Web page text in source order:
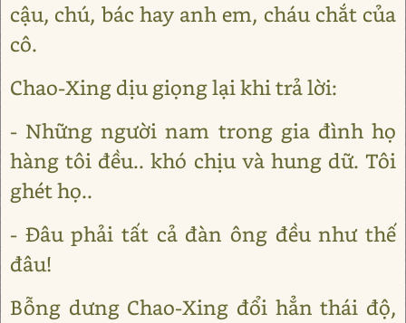
cậu, chú, bác hay anh em, cháu chắt của
cô.
Chao-Xing dịu giọng lại khi trả lời:
- Những người nam trong gia đình họ
hàng tôi đều.. khó chịu và hung dữ. Tôi
ghét họ..
- Đâu phải tất cả đàn ông đều như thế
đâu!
Bỗng dưng Chao-Xing đổi hẳn thái độ,